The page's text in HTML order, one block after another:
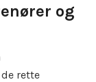
og
rette